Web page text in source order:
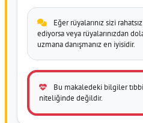
Eğer rüyalarınız sizi
ediyorsa veya rüyalarınızdan
uzmana danışmanız en iyisidir.
Bu makaledeki bilgiler
niteliğinde değildir.